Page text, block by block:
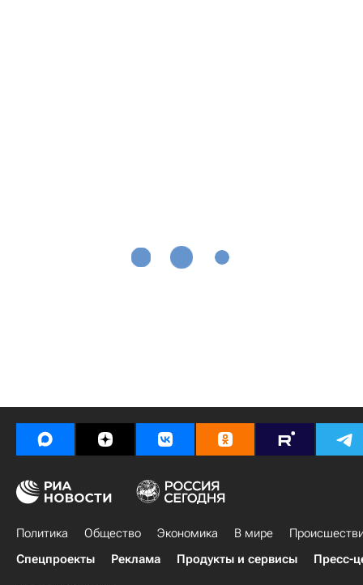
Политика Общество Экономика В мире
Спецпроекты
Реклама Продукты и сервисы Пресс-